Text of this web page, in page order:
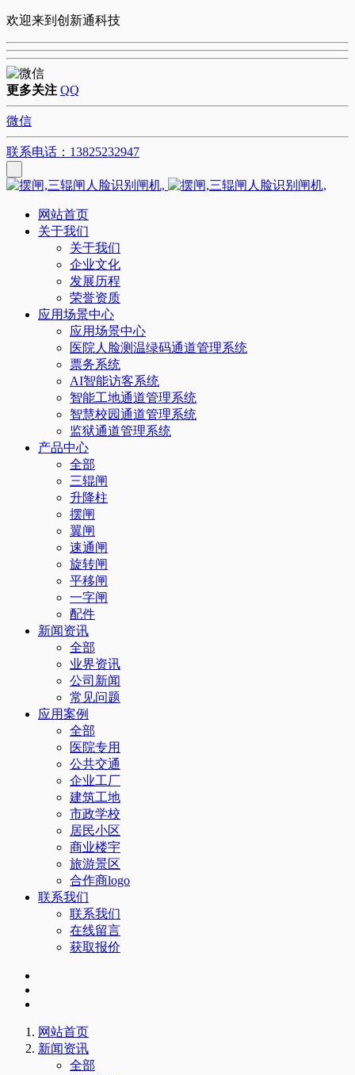
欢迎来到创新通科技
更多关注 QQ
微信
联系电话：13825232947
网站首页
关于我们
关于我们
企业文化
发展历程
荣誉资质
应用场景中心
应用场景中心
医院人脸测温绿码通道管理系统
票务系统
AI智能访客系统
智能工地通道管理系统
智慧校园通道管理系统
监狱通道管理系统
产品中心
全部
三辊闸
升降柱
摆闸
翼闸
速通闸
旋转闸
平移闸
一字闸
配件
新闻资讯
全部
业界资讯
公司新闻
常见问题
应用案例
全部
医院专用
公共交通
企业工厂
建筑工地
市政学校
居民小区
商业楼宇
旅游景区
合作商logo
联系我们
联系我们
在线留言
获取报价
网站首页
新闻资讯
全部